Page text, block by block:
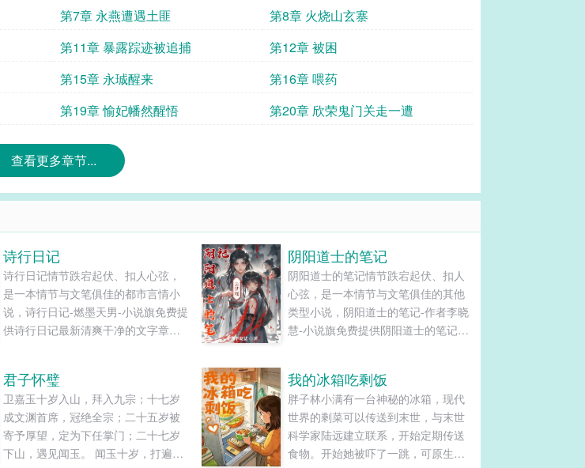
杰明探狱
第7章 永燕遭遇土匪
第8章 火烧山玄寨
第11章 暴露踪迹被追捕
第12章 被困
第15章 永珹醒来
第16章 喂药
第19章 愉妃幡然醒悟 第20章 欣荣鬼门关走一遭
查看更多章节...
诗行日记
诗行日记情节跌宕起伏、扣人心弦，
是一本情节与文笔俱佳的都市言情小
说，诗行日记-燃墨天男-小说旗免费提
供诗行日记最新清爽干净的文字章节
阴阳道士的笔记
阴阳道士的笔记情节跌宕起伏、扣人
心弦，是一本情节与文笔俱佳的其他
类型小说，阴阳道士的笔记-作者李晓
慧-小说旗免费提供阴阳道士的笔记最
君子怀璧
卫嘉玉十岁入山，拜入九宗；十七岁
成文渊首席，冠绝全宗；二十五岁被
寄予厚望，定为下任掌门；二十七岁
下山，遇见闻玉。 闻玉十岁，打遍沂
我的冰箱吃剩饭
胖子林小满有一台神秘的冰箱，现代
世界的剩菜可以传送到末世，与末世
科学家陆远建立联系，开始定期传送
食物。开始她被吓了一跳，可原生家